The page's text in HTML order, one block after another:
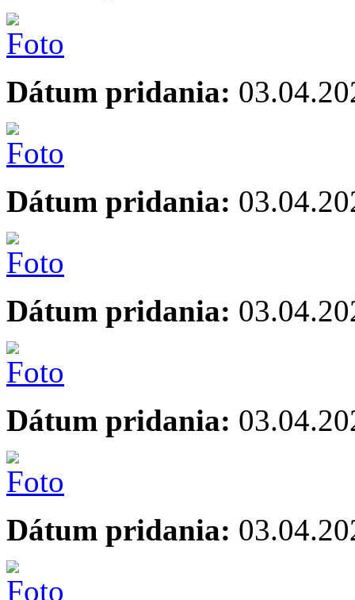
Dátum pridania:
Dátum pridania:
Dátum pridania:
Dátum pridania:
Dátum pridania: